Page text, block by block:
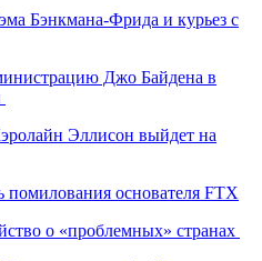
Бэнкмана-Фрида и курьез с
Джо Байдена в
Эллисон выйдет на
основателя FTX
о «проблемных» странах